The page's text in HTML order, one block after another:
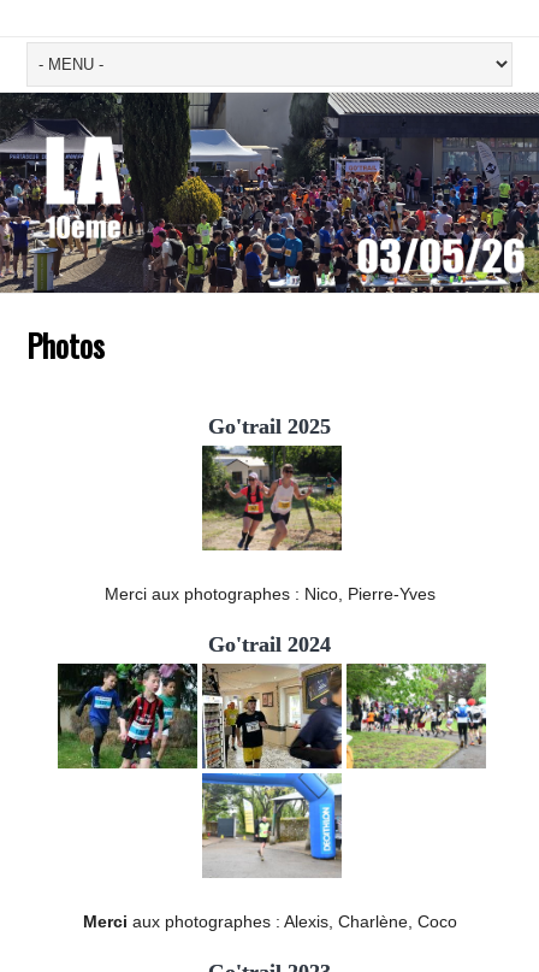
Photos
Go'trail 2025
Merci aux photographes : Nico, Pierre-Yves
Go'trail 2024
Merci aux photographes : Alexis, Charlène, Coco